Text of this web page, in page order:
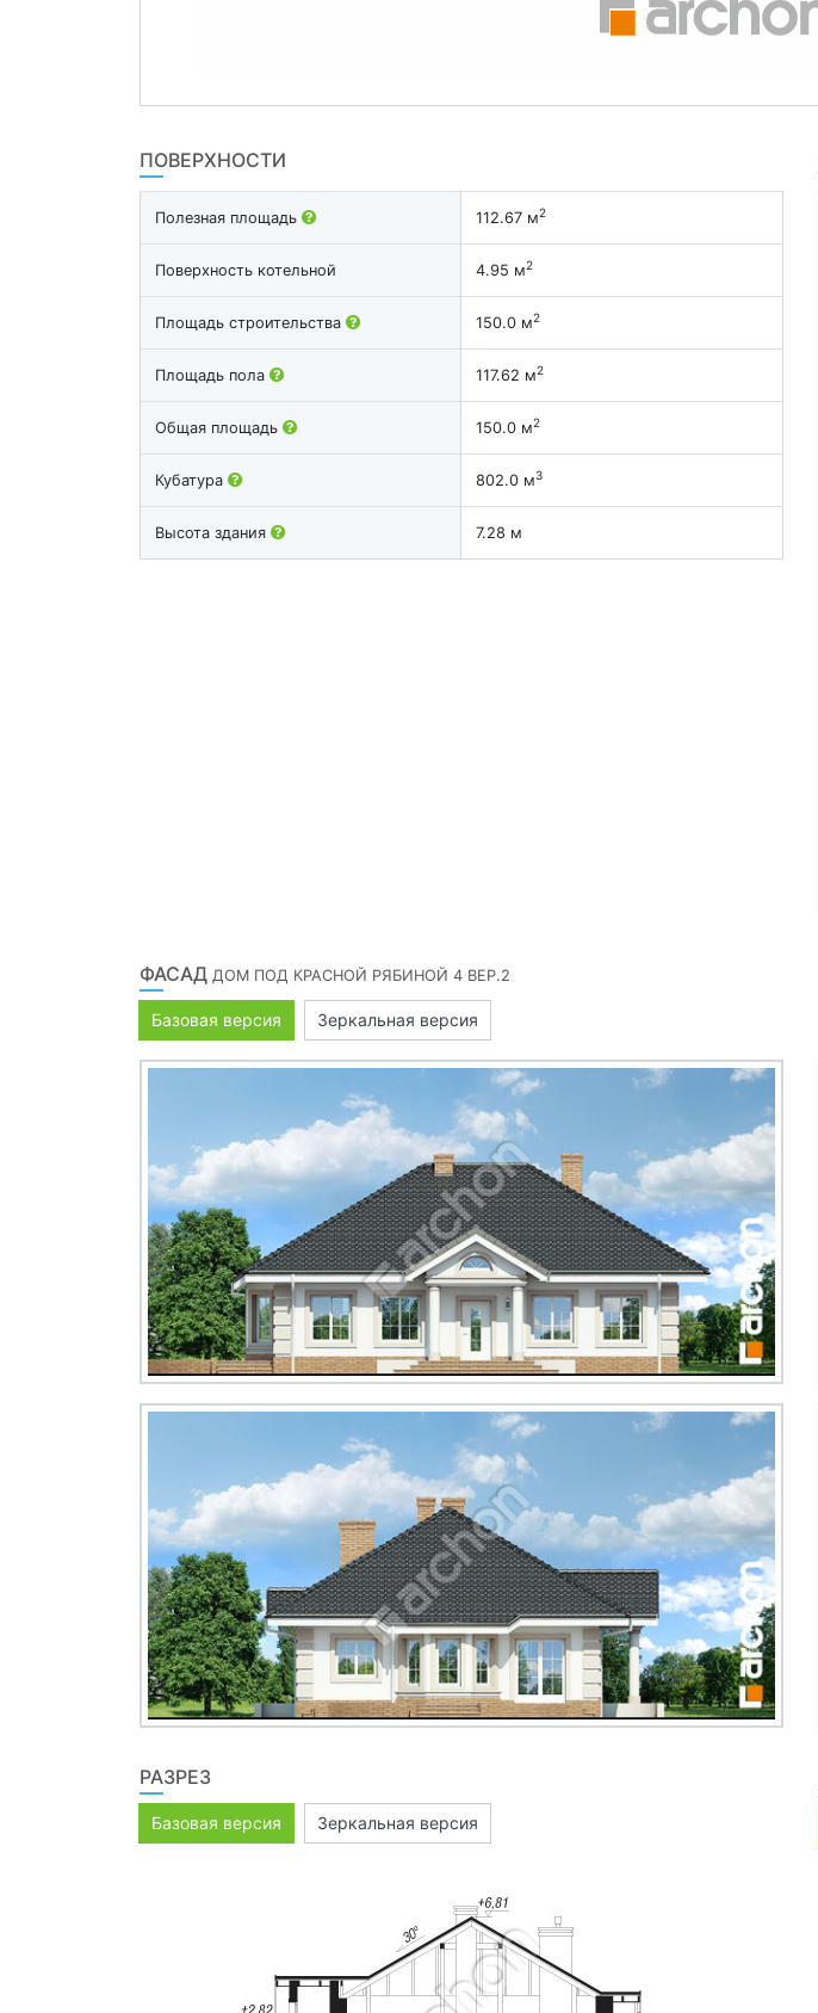
ПОВЕРХНОСТИ
Полезная площадь 112.67 м2
Поверхность котельной 4.95 м2
Площадь строительства 150.0 м2
Площадь пола 117.62 м2
Общая площадь 150.0 м2
Кубатура 802.0 м3
Высота здания 7.28 м
ФАСАД ДОМ ПОД КРАСНОЙ РЯБИНОЙ 4 ВЕР.2
Базовая версия Зеркальная версия
РАЗРЕЗ
Базовая версия Зеркальная версия